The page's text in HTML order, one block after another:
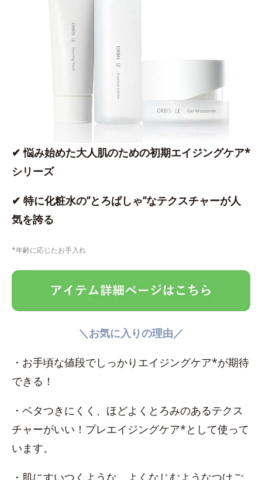
✔ 悩み始めた大人肌のための初期エイジングケア*
シリーズ
✔ 特に化粧水の”とろぱしゃ”なテクスチャーが人
気を誇る
*年齢に応じたお手入れ
＼お気に入りの理由／
・お手頃な値段でしっかりエイジングケア*が期待
できる！
・ベタつきにくく、ほどよくとろみのあるテクス
チャーがいい！プレエイジングケア*として使って
います。